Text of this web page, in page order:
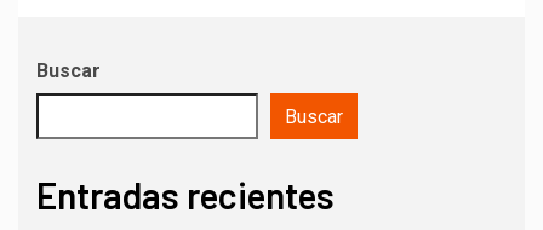
Buscar
Buscar
Entradas recientes